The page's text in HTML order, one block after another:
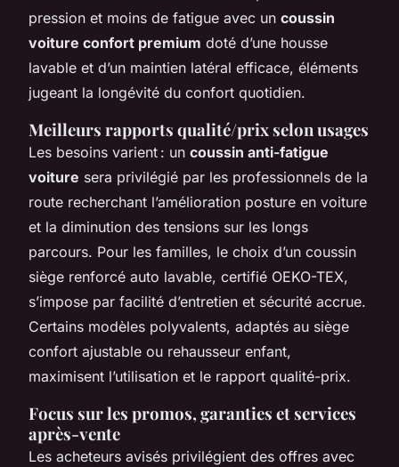
pression et moins de fatigue avec un coussin
voiture confort premium doté d’une housse
lavable et d’un maintien latéral efficace, éléments
jugeant la longévité du confort quotidien.
Meilleurs rapports qualité/prix selon usages
Les besoins varient : un coussin anti-fatigue
voiture sera privilégié par les professionnels de la
route recherchant l’amélioration posture en voiture
et la diminution des tensions sur les longs
parcours. Pour les familles, le choix d’un coussin
siège renforcé auto lavable, certifié OEKO-TEX,
s’impose par facilité d’entretien et sécurité accrue.
Certains modèles polyvalents, adaptés au siège
confort ajustable ou rehausseur enfant,
maximisent l’utilisation et le rapport qualité-prix.
Focus sur les promos, garanties et services
après-vente
Les acheteurs avisés privilégient des offres avec